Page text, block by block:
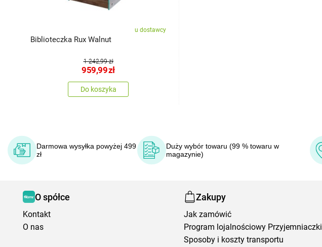
u dostawcy
Biblioteczka Rux Walnut
1 242,99 zł
959,99zł
Do koszyka
Darmowa wysyłka powyżej 499
zł
Duży wybór towaru (99 % towaru w
magazynie)
O spółce
Kontakt
O nas
Zakupy
Jak zamówić
Program lojalnościowy Przyjemniaczki
Sposoby i koszty transportu